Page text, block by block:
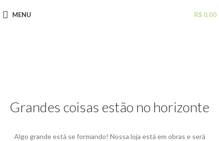
MENU R$ 0,00
Grandes coisas estão no horizonte
Algo grande está se formando! Nossa loja está em obras e será